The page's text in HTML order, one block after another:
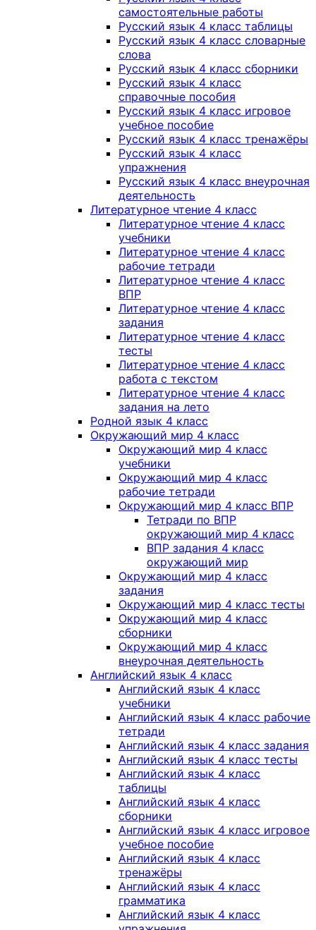
самостоятельные работы
Русский язык 4 класс таблицы
Русский язык 4 класс словарные
слова
Русский язык 4 класс сборники
Русский язык 4 класс
справочные пособия
Русский язык 4 класс игровое
учебное пособие
Русский язык 4 класс тренажёры
Русский язык 4 класс
упражнения
Русский язык 4 класс внеурочная
деятельность
Литературное чтение 4 класс
Литературное чтение 4 класс
учебники
Литературное чтение 4 класс
рабочие тетради
Литературное чтение 4 класс
ВПР
Литературное чтение 4 класс
задания
Литературное чтение 4 класс
тесты
Литературное чтение 4 класс
работа с текстом
Литературное чтение 4 класс
задания на лето
Родной язык 4 класс
Окружающий мир 4 класс
Окружающий мир 4 класс
учебники
Окружающий мир 4 класс
рабочие тетради
Окружающий мир 4 класс ВПР
Тетради по ВПР
окружающий мир 4 класс
ВПР задания 4 класс
окружающий мир
Окружающий мир 4 класс
задания
Окружающий мир 4 класс тесты
Окружающий мир 4 класс
сборники
Окружающий мир 4 класс
внеурочная деятельность
Английский язык 4 класс
Английский язык 4 класс
учебники
Английский язык 4 класс рабочие
тетради
Английский язык 4 класс задания
Английский язык 4 класс тесты
Английский язык 4 класс
таблицы
Английский язык 4 класс
сборники
Английский язык 4 класс игровое
учебное пособие
Английский язык 4 класс
тренажёры
Английский язык 4 класс
грамматика
Английский язык 4 класс